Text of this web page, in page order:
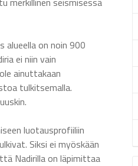
alueella on noin 900
ei niin vain
ainuttakaan
tulkitsemalla.
luotausprofiiliin
Siksi ei myöskään
Nadirilla on läpimittaa